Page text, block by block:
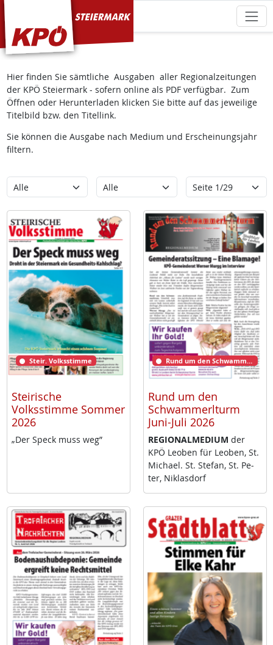
KPÖ Steiermark
Hier finden Sie sämtliche Ausgaben aller Regionalzeitungen
der KPÖ Steiermark - sofern online als PDF verfügbar. Zum
Öffnen oder Herunterladen klicken Sie bitte auf das jeweilige
Titelbild bzw. den Titellink.
Sie können die Ausgabe nach Medium und Erscheinungsjahr
filtern.
Kategorie Erscheinungsjahr Seite
Steir. Volksstimme
Steirische
Volksstimme Sommer
2026
„Der Speck muss weg”
Rund um den Schwammerlturm
Rund um den
Schwammerlturm
Juni-Juli 2026
RE­GIO­NAL­ME­DI­UM der
KPÖ Leo­ben für Leo­ben, St.
Mi­cha­el. St. Ste­fan, St. Pe­
ter, Niklas­dorf